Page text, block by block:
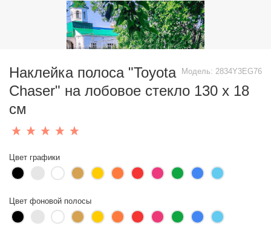
Модель: 2834Y3EG76
Наклейка полоса "Toyota
Chaser" на лобовое стекло 130 х 18
см
Цвет графики
Цвет фоновой полосы